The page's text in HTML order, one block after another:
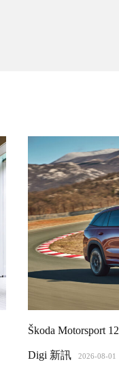
Škoda Motorsport
Digi 新訊 2026-08-01